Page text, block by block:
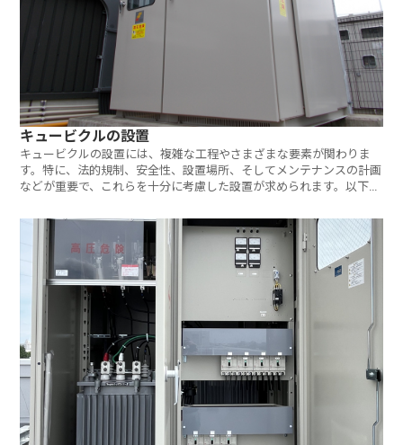
キュービクルの設置
キュービクルの設置には、複雑な工程やさまざまな要素が関わりま
す。特に、法的規制、安全性、設置場所、そしてメンテナンスの計画
などが重要で、これらを十分に考慮した設置が求められます。以下で